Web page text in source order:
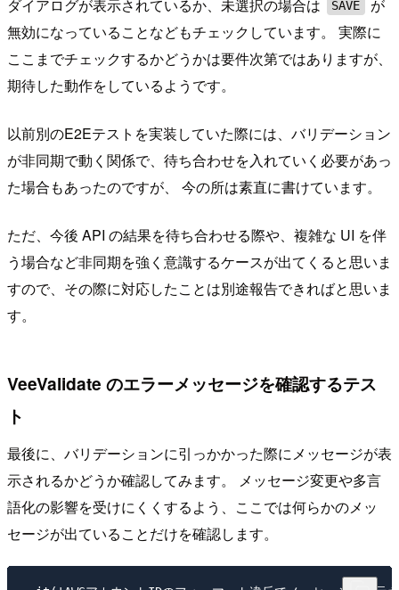
ダイアログが表示されているか、未選択の場合は SAVE
が
無効になっていることなどもチェックしています。 実際に
ここまでチェックするかどうかは要件次第ではありますが、
期待した動作をしているようです。
以前別のE2Eテストを実装していた際には、バリデーション
が非同期で動く関係で、待ち合わせを入れていく必要があっ
た場合もあったのですが、 今の所は素直に書けています。
ただ、今後 API の結果を待ち合わせる際や、複雑な UI を伴
う場合など非同期を強く意識するケースが出てくると思いま
すので、その際に対応したことは別途報告できればと思いま
す。
VeeValidate のエラーメッセージを確認するテス
ト
最後に、バリデーションに引っかかった際にメッセージが表
示されるかどうか確認してみます。 メッセージ変更や多言
語化の影響を受けにくくするよう、ここでは何らかのメッ
セージが出ていることだけを確認します。